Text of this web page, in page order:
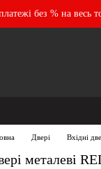
без % на весь
Двері Вхідні
металеві